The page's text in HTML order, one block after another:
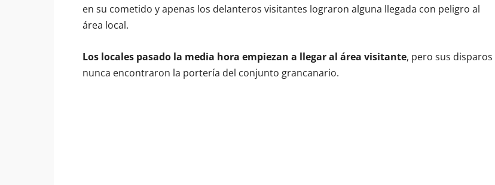
en su cometido y apenas los delanteros visitantes lograron alguna llegada con peligro al
área local.
Los locales pasado la media hora empiezan a llegar al área visitante, pero sus disparos
nunca encontraron la portería del conjunto grancanario.